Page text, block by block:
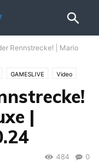
Rennstrecke! | Mario
GAMESLIVE Video
|
0
484